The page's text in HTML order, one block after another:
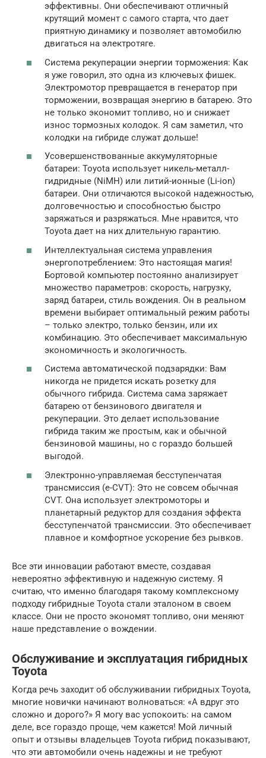
эффективны. Они обеспечивают отличный
крутящий момент с самого старта, что дает
приятную динамику и позволяет автомобилю
двигаться на электротяге.
Система рекуперации энергии торможения: Как
я уже говорил, это одна из ключевых фишек.
Электромотор превращается в генератор при
торможении, возвращая энергию в батарею. Это
не только экономит топливо, но и снижает
износ тормозных колодок. Я сам заметил, что
колодки на гибриде служат дольше!
Усовершенствованные аккумуляторные
батареи: Toyota использует никель-металл-
гидридные (NiMH) или литий-ионные (Li-ion)
батареи. Они отличаются высокой надежностью,
долговечностью и способностью быстро
заряжаться и разряжаться. Мне нравится, что
Toyota дает на них длительную гарантию.
Интеллектуальная система управления
энергопотреблением: Это настоящая магия!
Бортовой компьютер постоянно анализирует
множество параметров: скорость, нагрузку,
заряд батареи, стиль вождения. Он в реальном
времени выбирает оптимальный режим работы
– только электро, только бензин, или их
комбинацию. Это обеспечивает максимальную
экономичность и экологичность.
Система автоматической подзарядки: Вам
никогда не придется искать розетку для
обычного гибрида. Система сама заряжает
батарею от бензинового двигателя и
рекуперации. Это делает использование
гибрида таким же простым, как и обычной
бензиновой машины, но с гораздо большей
выгодой.
Электронно-управляемая бесступенчатая
трансмиссия (e-CVT): Это не совсем обычная
CVT. Она использует электромоторы и
планетарный редуктор для создания эффекта
бесступенчатой трансмиссии. Это обеспечивает
плавное и комфортное ускорение без рывков.
Все эти инновации работают вместе, создавая
невероятно эффективную и надежную систему. Я
считаю, что именно благодаря такому комплексному
подходу гибридные Toyota стали эталоном в своем
классе. Они не просто экономят топливо, они меняют
наше представление о вождении.
Обслуживание и эксплуатация гибридных
Toyota
Когда речь заходит об обслуживании гибридных Toyota,
многие новички начинают волноваться: «А вдруг это
сложно и дорого?» Я могу вас успокоить: на самом
деле, все гораздо проще, чем кажется! Мой личный
опыт и отзывы владельцев Toyota гибрид показывают,
что эти автомобили очень надежны и не требуют